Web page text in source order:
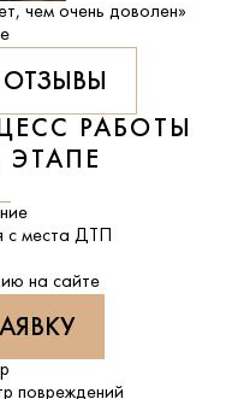
чем очень доволен»
ОТЗЫВЫ
РАБОТЫ
с места ДТП
на сайте
повреждений